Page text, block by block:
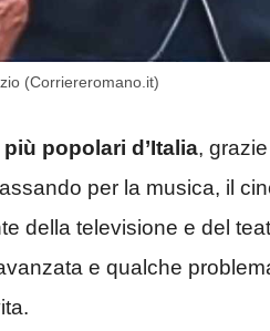
(Corriereromano.it)
popolari d’Italia,
per la musica, il
della televisione e del
e qualche